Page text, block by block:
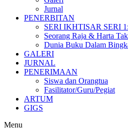
Jurnal
PENERBITAN
SERI IKHTISAR SERI
Seorang Raja & Harta
Dunia Buku Dalam
GALERI
JURNAL
PENERIMAAN
Siswa dan Orangtua
Fasilitator/Guru/Pegiat
ARTUM
GIGS
Menu